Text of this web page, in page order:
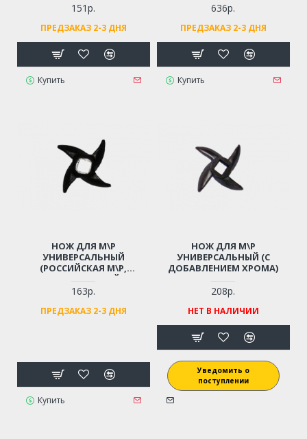
151р.
ПРЕДЗАКАЗ 2-3 ДНЯ
Купить
636р.
ПРЕДЗАКАЗ 2-3 ДНЯ
Купить
НОЖ ДЛЯ М\Р
УНИВЕРСАЛЬНЫЙ
(РОССИЙСКАЯ М\Р,
ОПТИМАЛЬНЫЙ)
163р.
ПРЕДЗАКАЗ 2-3 ДНЯ
Купить
НОЖ ДЛЯ М\Р
УНИВЕРСАЛЬНЫЙ (С
ДОБАВЛЕНИЕМ ХРОМА)
208р.
НЕТ В НАЛИЧИИ
Уведомить о
поступлении